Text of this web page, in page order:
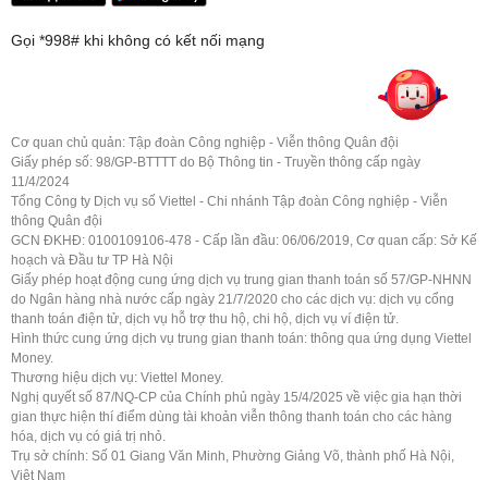
Gọi *998# khi không có kết nối mạng
Cơ quan chủ quản: Tập đoàn Công nghiệp - Viễn thông Quân đội
Giấy phép số: 98/GP-BTTTT do Bộ Thông tin - Truyền thông cấp ngày
11/4/2024
Tổng Công ty Dịch vụ số Viettel - Chi nhánh Tập đoàn Công nghiệp - Viễn
thông Quân đội
GCN ĐKHĐ: 0100109106-478 - Cấp lần đầu: 06/06/2019, Cơ quan cấp: Sở Kế
hoạch và Đầu tư TP Hà Nội
Giấy phép hoạt động cung ứng dịch vụ trung gian thanh toán số 57/GP-NHNN
do Ngân hàng nhà nước cấp ngày 21/7/2020 cho các dịch vụ: dịch vụ cổng
thanh toán điện tử, dịch vụ hỗ trợ thu hộ, chi hộ, dịch vụ ví điện tử.
Hình thức cung ứng dịch vụ trung gian thanh toán: thông qua ứng dụng Viettel
Money.
Thương hiệu dịch vụ: Viettel Money.
Nghị quyết số 87/NQ-CP của Chính phủ ngày 15/4/2025 về việc gia hạn thời
gian thực hiện thí điểm dùng tài khoản viễn thông thanh toán cho các hàng
hóa, dịch vụ có giá trị nhỏ.
Trụ sở chính: Số 01 Giang Văn Minh, Phường Giảng Võ, thành phố Hà Nội,
Việt Nam